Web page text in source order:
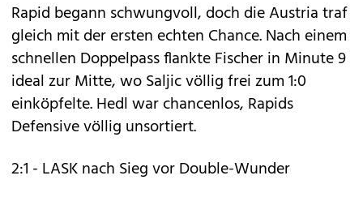
Rapid begann schwungvoll, doch die Austria traf
gleich mit der ersten echten Chance. Nach einem
schnellen Doppelpass flankte Fischer in Minute 9
ideal zur Mitte, wo Saljic völlig frei zum 1:0
einköpfelte. Hedl war chancenlos, Rapids
Defensive völlig unsortiert.
2:1 - LASK nach Sieg vor Double-Wunder